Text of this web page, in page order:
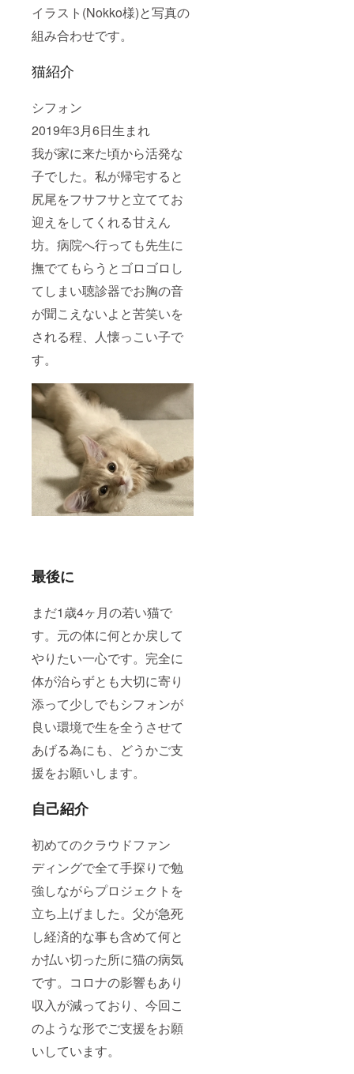
イラスト(Nokko様)と写真の
組み合わせです。
猫紹介
シフォン
2019年3月6日生まれ
我が家に来た頃から活発な
子でした。私が帰宅すると
尻尾をフサフサと立ててお
迎えをしてくれる甘えん
坊。病院へ行っても先生に
撫でてもらうとゴロゴロし
てしまい聴診器でお胸の音
が聞こえないよと苦笑いを
される程、人懐っこい子で
す。
最後に
まだ1歳4ヶ月の若い猫で
す。元の体に何とか戻して
やりたい一心です。完全に
体が治らずとも大切に寄り
添って少しでもシフォンが
良い環境で生を全うさせて
あげる為にも、どうかご支
援をお願いします。
自己紹介
初めてのクラウドファン
ディングで全て手探りで勉
強しながらプロジェクトを
立ち上げました。父が急死
し経済的な事も含めて何と
か払い切った所に猫の病気
です。コロナの影響もあり
収入が減っており、今回こ
のような形でご支援をお願
いしています。